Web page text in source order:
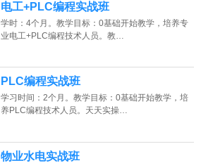
电工+PLC编程实战班
学时：4个月。教学目标：0基础开始教学，培养专
业电工+PLC编程技术人员。教…
PLC编程实战班
学习时间：2个月。教学目标：0基础开始教学，培
养PLC编程技术人员。天天实操…
物业水电实战班